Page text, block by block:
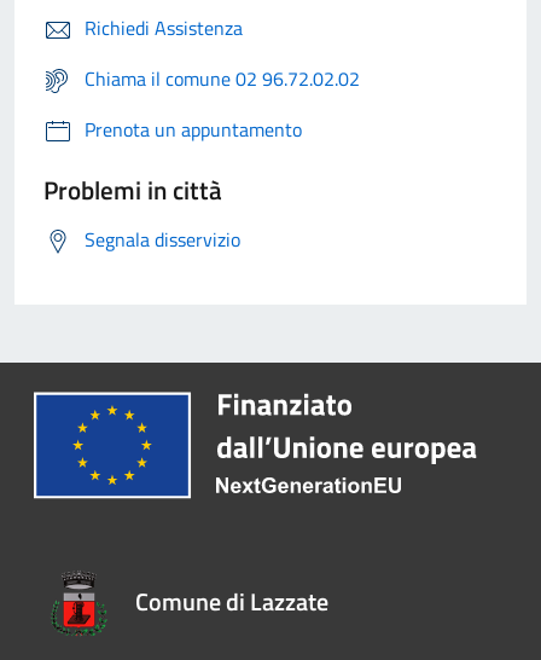
Richiedi Assistenza
Chiama il comune 02 96.72.02.02
Prenota un appuntamento
Problemi in città
Segnala disservizio
Comune di Lazzate